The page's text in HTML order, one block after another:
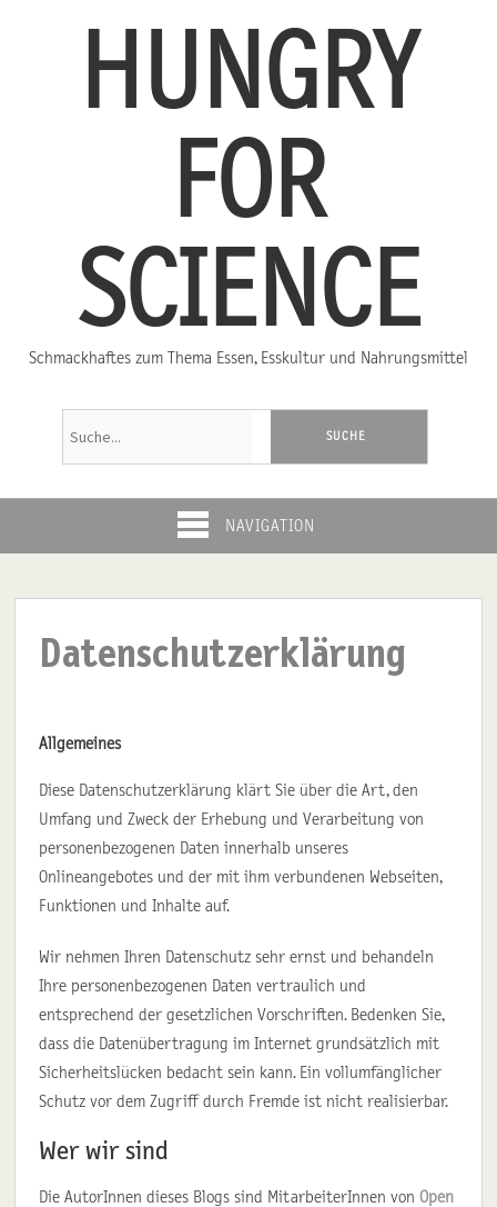
HUNGRY
FOR
SCIENCE
Schmackhaftes zum Thema Essen, Esskultur und Nahrungsmittel
NAVIGATION
Datenschutzerklärung
Allgemeines
Diese Datenschutzerklärung klärt Sie über die Art, den
Umfang und Zweck der Erhebung und Verarbeitung von
personenbezogenen Daten innerhalb unseres
Onlineangebotes und der mit ihm verbundenen Webseiten,
Funktionen und Inhalte auf.
Wir nehmen Ihren Datenschutz sehr ernst und behandeln
Ihre personenbezogenen Daten vertraulich und
entsprechend der gesetzlichen Vorschriften. Bedenken Sie,
dass die Datenübertragung im Internet grundsätzlich mit
Sicherheitslücken bedacht sein kann. Ein vollumfänglicher
Schutz vor dem Zugriff durch Fremde ist nicht realisierbar.
Wer wir sind
Die AutorInnen dieses Blogs sind MitarbeiterInnen vonOpen